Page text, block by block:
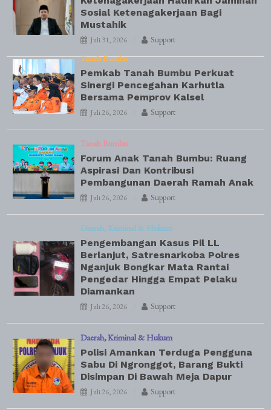
Sosial Ketenagakerjaan Bagi
Mustahik
Juli 31, 2026
Support
Tanah Bumbu
Pemkab Tanah Bumbu Perkuat
Sinergi Pencegahan Karhutla
Bersama Pemprov Kalsel
Juli 26, 2026 Support
Tanah Bumbu
Forum Anak Tanah Bumbu: Ruang
Aspirasi Dan Kontribusi
Pembangunan Daerah Ramah Anak
Juli 26, 2026 Support
Daerah Kriminal & Hukum
Pengembangan Kasus Pil LL
Berlanjut, Satresnarkoba Polres
Nganjuk Bongkar Mata Rantai
Pengedar Hingga Empat Pelaku
Diamankan
Juli 26, 2026 Support
Daerah Kriminal & Hukum
Polisi Amankan Terduga Pengguna
Sabu Di Ngronggot, Barang Bukti
Disimpan Di Bawah Meja Dapur
Juli 26, 2026 Support